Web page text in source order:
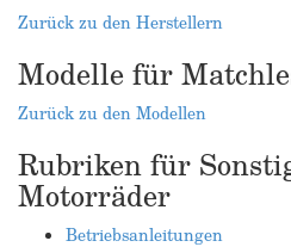
Zurück zu den Herstellern
Modelle für
Zurück zu den Modellen
Rubriken für
Motorräder
Betriebsanleitungen